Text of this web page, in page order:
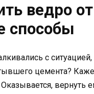
ведро
способы
с
цемента?